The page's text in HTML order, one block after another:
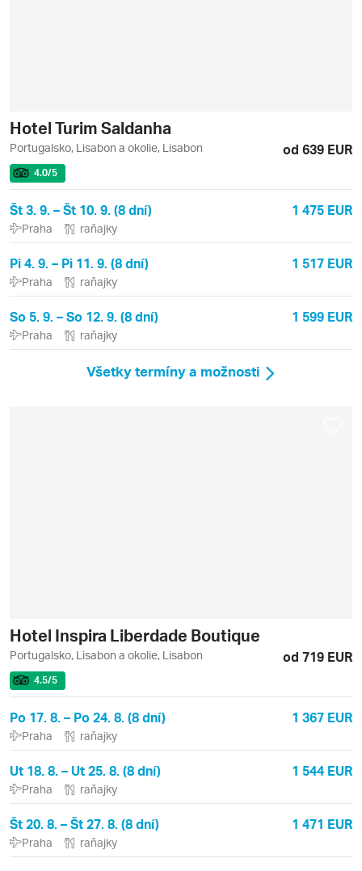
Hotel Turim Saldanha
Portugalsko, Lisabon a okolie, Lisabon od 639 EUR
4.0/5
Št 3. 9. – Št 10. 9. (8 dní) 1 475 EUR
Praha raňajky
Pi 4. 9. – Pi 11. 9. (8 dní) 1 517 EUR
Praha raňajky
So 5. 9. – So 12. 9. (8 dní) 1 599 EUR
Praha raňajky
Všetky termíny a možnosti
Hotel Inspira Liberdade Boutique
Portugalsko, Lisabon a okolie, Lisabon od 719 EUR
4.5/5
Po 17. 8. – Po 24. 8. (8 dní) 1 367 EUR
Praha raňajky
Ut 18. 8. – Ut 25. 8. (8 dní) 1 544 EUR
Praha raňajky
Št 20. 8. – Št 27. 8. (8 dní) 1 471 EUR
Praha raňajky